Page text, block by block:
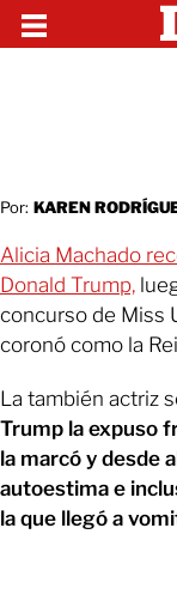
Por: KAREN
Alicia Machado
Donald Trump,
concurso de Miss
coronó como la
La también actriz
Trump la expuso
la marcó y desde
autoestima e
la que llegó a